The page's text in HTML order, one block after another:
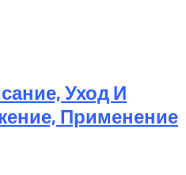
Уход И
Применение